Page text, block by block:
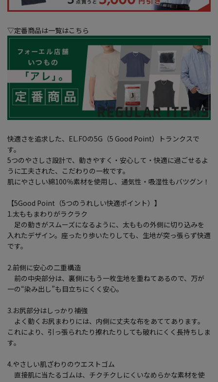
▽定番商品は一覧はこちら
快適さを追求した、EL.FOの5G（5 Good Point）トランクスで
す。
5つのやさしさ設計で、動きやすく・安心して・快適に過ごせるよ
うに工夫された、こだわりの一枚です。
肌にやさしい綿100％素材を使用し、通気性・吸湿性もバツグン！
【5Good Point（5つのうれしい快適ポイント）】
1.太ももまわりがラクラク
足の動きがスムーズになるように、太ももの外側に切り込みを
入れたデザイン。座ったり歩いたりしても、生地が突っ張らず快適
です。
2.前側に安心の二重構造
前の中央部分は、裏側にもう一枚生地を重ねてあるので、万が
一の“染み出し”も目立ちにくく安心。
3.お尻部分はしっかり補強
よく動くお尻まわりには、内側に丈夫な布をあててあります。
これにより、引っ張られたり擦れたりしても破れにくく長持ちしま
す。
4.やさしい肌ざわりのウエストゴム
直接肌に当たるゴムは、チクチクしにくいなめらかな素材を使